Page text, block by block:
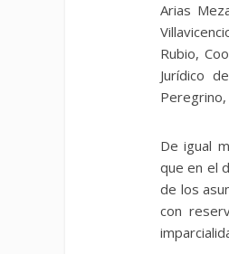
Arias
Rubio,
Jurídico
De igual
que en el
de los
con